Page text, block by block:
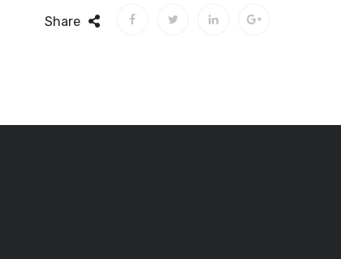
Share